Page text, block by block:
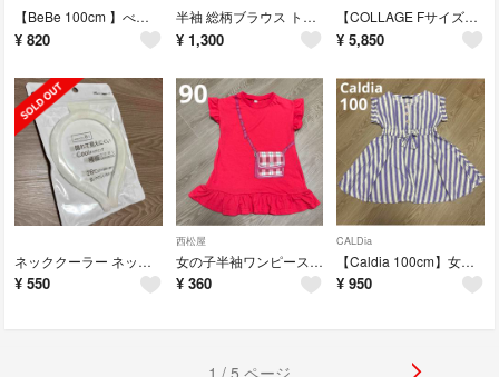
【BeBe 100cm 】べべブラック黒花柄スカート 小花柄フレアスカート女の子
¥ 820
半袖 総柄ブラウス トップス ブルーカラフルマルチカラー個性的半袖M L
¥ 1,300
【COLLAGE Fサイズ】コラージュ 黒半袖トップス異素材切り替えブラウス
¥ 5,850
ネッククーラー ネックリング 冷却グッズ MLサイズ 28℃ 凍結 クールリング
¥ 550
西松屋
女の子半袖ワンピース90cm 赤 トップス Tシャツ フリル 西松屋
¥ 360
CALDia
【Caldia 100cm】女の子ストライプ柄半袖ワンピース紫カルディア
¥ 950
1 / 5 ページ